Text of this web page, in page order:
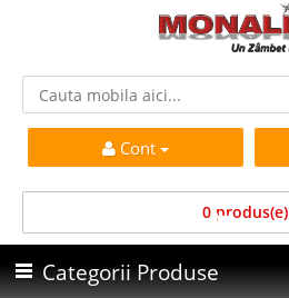
Cont
0 produs(e)
Categorii Produse